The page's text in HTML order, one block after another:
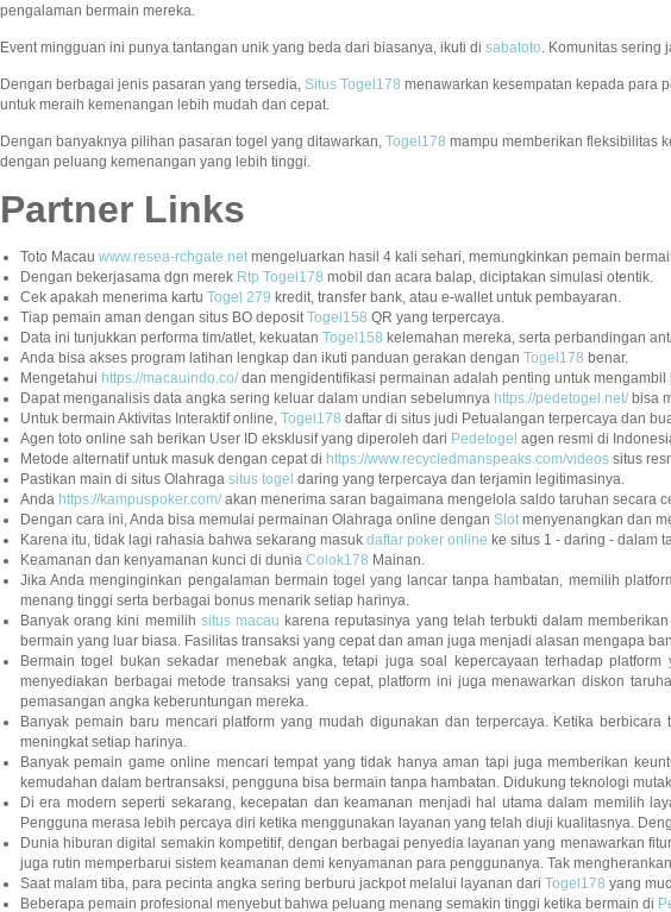
pengalaman bermain mereka.
Event mingguan ini punya tantangan unik yang beda dari biasanya, ikuti di sabatoto. Komunitas sering
Dengan berbagai jenis pasaran yang tersedia, Situs Togel178 menawarkan kesempatan kepada para
untuk meraih kemenangan lebih mudah dan cepat.
Dengan banyaknya pilihan pasaran togel yang ditawarkan, Togel178 mampu memberikan fleksibilitas
dengan peluang kemenangan yang lebih tinggi.
Partner Links
Toto Macau www.resea-rchgate.netmengeluarkan hasil 4 kali sehari, memungkinkan pemain
Dengan bekerjasama dgn merek Rtp Togel178 mobil dan acara balap, diciptakan simulasi otentik.
Cek apakah menerima kartu Togel 279 kredit, transfer bank, atau e-wallet untuk pembayaran.
Tiap pemain aman dengan situs BO depositTogel158 QR yang terpercaya.
Data ini tunjukkan performa tim/atlet, kekuatan Togel158 kelemahan mereka, serta perbandingan
Anda bisa akses program latihan lengkap dan ikuti panduan gerakan dengan Togel178 benar.
Mengetahui https://macauindo.co/dan mengidentifikasi permainan adalah penting untuk
Dapat menganalisis data angka sering keluar dalam undian sebelumnya https://pedetogel.net/bisa
Untuk bermain Aktivitas Interaktif online, Togel178 daftar di situs judi Petualangan terpercaya dan
Agen toto online sah berikan User ID eksklusif yang diperoleh dari Pedetogel agen resmi di
Metode alternatif untuk masuk dengan cepat di https://www.recycledmanspeaks.com/videos situs
Pastikan main di situs Olahraga situs togel daring yang terpercaya dan terjamin legitimasinya.
Anda https://kampuspoker.com/akan menerima saran bagaimana mengelola saldo taruhan secara
Dengan cara ini, Anda bisa memulai permainan Olahraga online dengan Slotmenyenangkan dan
Karena itu, tidak lagi rahasia bahwa sekarang masuk daftar poker online ke situs 1 - daring - dalam
Keamanan dan kenyamanan kunci di dunia Colok178 Mainan.
Jika Anda menginginkan pengalaman bermain togel yang lancar tanpa hambatan, memilih
menang tinggi serta berbagai bonus menarik setiap harinya.
Banyak orang kini memilih situs macau karena reputasinya yang telah terbukti dalam
bermain yang luar biasa. Fasilitas transaksi yang cepat dan aman juga menjadi alasan mengapa
Bermain togel bukan sekadar menebak angka, tetapi juga soal kepercayaan terhadap platform
menyediakan berbagai metode transaksi yang cepat, platform ini juga menawarkan diskon
pemasangan angka keberuntungan mereka.
Banyak pemain baru mencari platform yang mudah digunakan dan terpercaya. Ketika
meningkat setiap harinya.
Banyak pemain game online mencari tempat yang tidak hanya aman tapi juga memberikan
kemudahan dalam bertransaksi, pengguna bisa bermain tanpa hambatan. Didukung teknologi
Di era modern seperti sekarang, kecepatan dan keamanan menjadi hal utama dalam memilih
Pengguna merasa lebih percaya diri ketika menggunakan layanan yang telah diuji kualitasnya.
Dunia hiburan digital semakin kompetitif, dengan berbagai penyedia layanan yang menawarkan
juga rutin memperbarui sistem keamanan demi kenyamanan para penggunanya. Tak
Saat malam tiba, para pecinta angka sering berburu jackpot melalui layanan dari Togel178 yang
Beberapa pemain profesional menyebut bahwa peluang menang semakin tinggi ketika bermain di